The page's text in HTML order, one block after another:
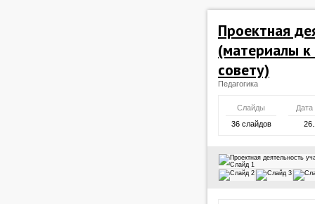
Проектная
(материалы к
совету)
Педагогика
Слайды
Дата
36 слайдов